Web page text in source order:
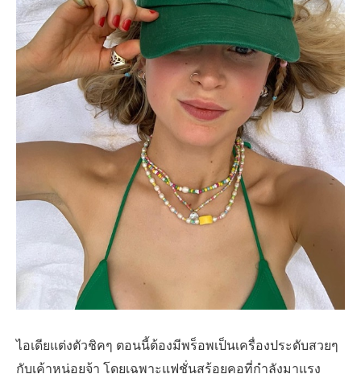
ไอเดียแต่งตัวชิคๆ ตอนนี้ต้องมีพร็อพเป็นเครื่องประดับสวยๆ
กับเค้าหน่อยจ้า โดยเฉพาะแฟชั่นสร้อยคอที่กำลังมาแรง